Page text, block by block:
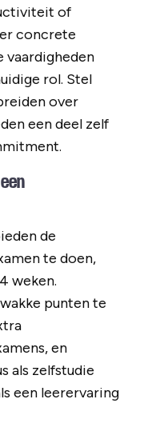
of
concrete
vaardigheden
rol. Stel
over
een deel zelf
de
te doen,
weken.
punten te
en
als zelfstudie
een leerervaring